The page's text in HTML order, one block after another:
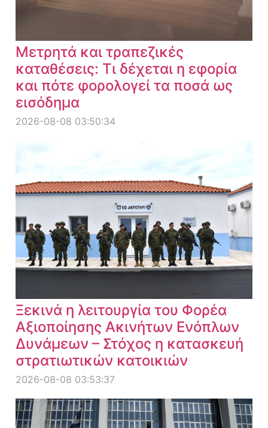
Μετρητά και τραπεζικές
καταθέσεις: Τι δέχεται η εφορία
και πότε φορολογεί τα ποσά ως
εισόδημα
2026-08-08 03:50:34
Ξεκινά η λειτουργία του Φορέα
Αξιοποίησης Ακινήτων Ενόπλων
Δυνάμεων – Στόχος η κατασκευή
στρατιωτικών κατοικιών
2026-08-08 03:53:37